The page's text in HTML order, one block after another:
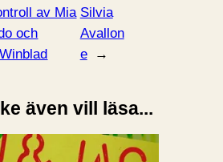
av Mia
och
Silvia
Avallon
e
→
även vill läsa...